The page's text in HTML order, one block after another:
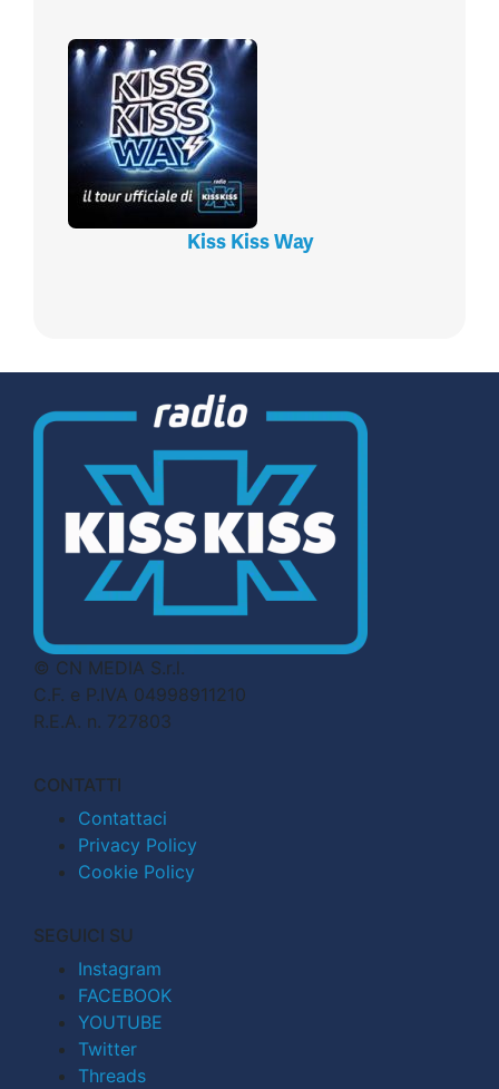
Kiss Kiss Way
© CN MEDIA S.r.l.
C.F. e P.IVA 04998911210
R.E.A. n. 727803
CONTATTI
Contattaci
Privacy Policy
Cookie Policy
SEGUICI SU
Instagram
FACEBOOK
YOUTUBE
Twitter
Threads